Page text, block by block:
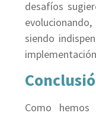
desafíos
siendo
Como